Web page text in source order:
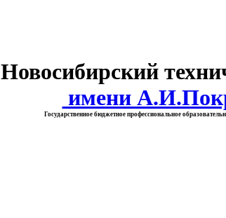
Новосибирский
имени
Государственное бюджетное профессиональное